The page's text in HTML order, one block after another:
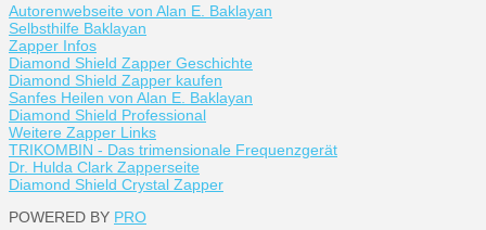
Autorenwebseite von Alan E. Baklayan
Selbsthilfe Baklayan
Zapper Infos
Diamond Shield Zapper Geschichte
Diamond Shield Zapper kaufen
Sanfes Heilen von Alan E. Baklayan
Diamond Shield Professional
Weitere Zapper Links
TRIKOMBIN - Das trimensionale Frequenzgerät
Dr. Hulda Clark Zapperseite
Diamond Shield Crystal Zapper
POWERED BY PRO